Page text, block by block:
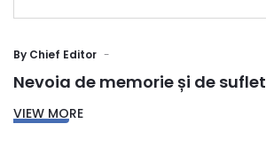
By Chief Editor
Nevoia de memorie și de suflet
VIEW MORE